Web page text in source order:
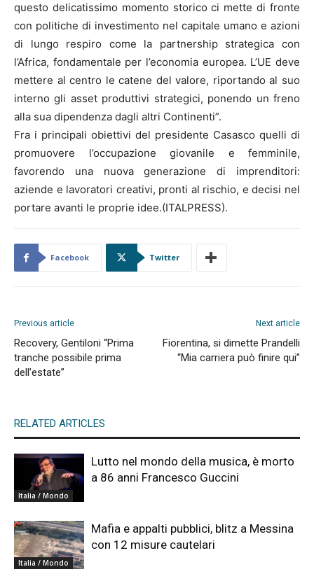
questo delicatissimo momento storico ci mette di fronte
con politiche di investimento nel capitale umano e azioni
di lungo respiro come la partnership strategica con
l’Africa, fondamentale per l’economia europea. L’UE deve
mettere al centro le catene del valore, riportando al suo
interno gli asset produttivi strategici, ponendo un freno
alla sua dipendenza dagli altri Continenti”.
Fra i principali obiettivi del presidente Casasco quelli di
promuovere l’occupazione giovanile e femminile,
favorendo una nuova generazione di imprenditori:
aziende e lavoratori creativi, pronti al rischio, e decisi nel
portare avanti le proprie idee.(ITALPRESS).
Facebook Twitter
Previous article
Recovery, Gentiloni “Prima
tranche possibile prima
dell’estate”
Next article
Fiorentina, si dimette Prandelli
“Mia carriera può finire qui”
RELATED ARTICLES
Italia / Mondo
Lutto nel mondo della musica, è morto
a 86 anni Francesco Guccini
Italia / Mondo
Mafia e appalti pubblici, blitz a Messina
con 12 misure cautelari